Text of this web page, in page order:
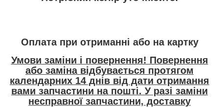
Оплата при отриманні або на картку
Умови заміни і повернення! Повернення
або заміна відбувається протягом
календарних 14 днів від дати отримання
вами запчастини на пошті. У разі заміни
несправної запчастини, доставку